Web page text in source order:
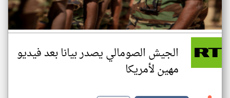
الجيش الصومالي يصدر بيانا بعد فيديو
مهين لأمريكا